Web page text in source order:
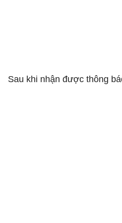
Sau khi nhận được thông